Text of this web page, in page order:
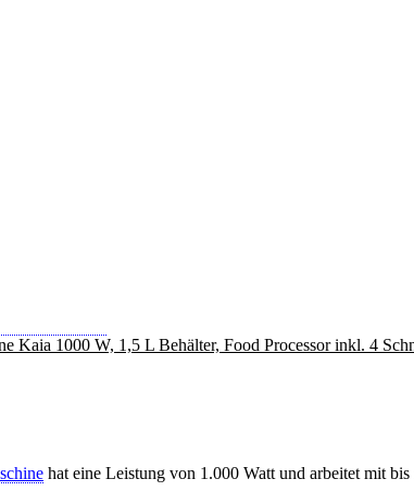
Kaia 1000 W, 1,5 L Behälter, Food Processor inkl. 4
hat eine Leistung von 1.000 Watt und arbeitet mit